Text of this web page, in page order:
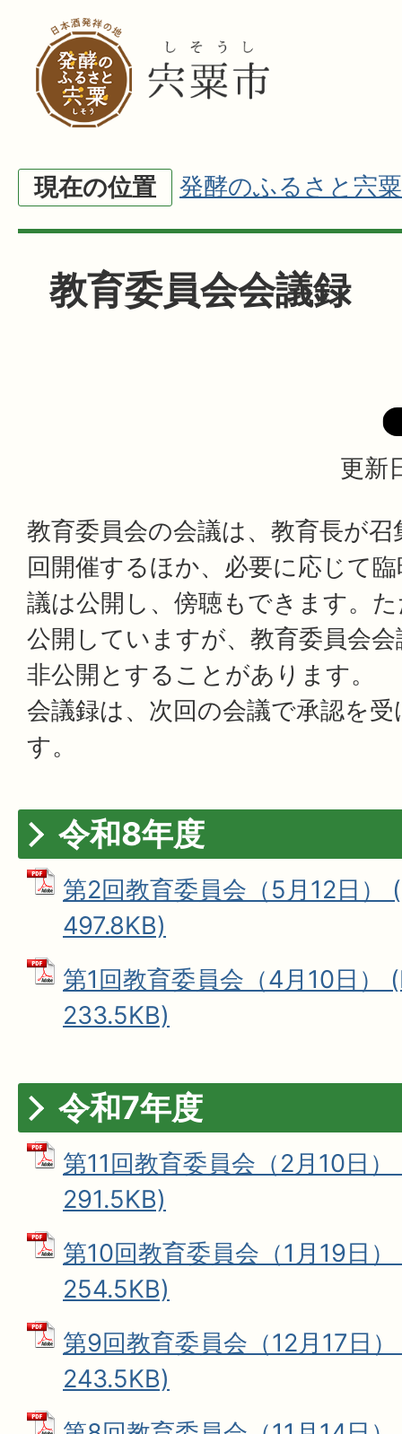
現在の位置 発酵のふるさと宍粟
教育委員会会議録
更新
教育委員会の会議は、教育長が
回開催するほか、必要に応じて
議は公開し、傍聴もできます。
公開していますが、教育委員会
非公開とすることがあります。
会議録は、次回の会議で承認を
す。
令和8年度
第2回教育委員会（5月12日）
497.8KB)
第1回教育委員会（4月10日）
233.5KB)
令和7年度
第11回教育委員会（2月10日
291.5KB)
第10回教育委員会（1月19日
254.5KB)
第9回教育委員会（12月17日
243.5KB)